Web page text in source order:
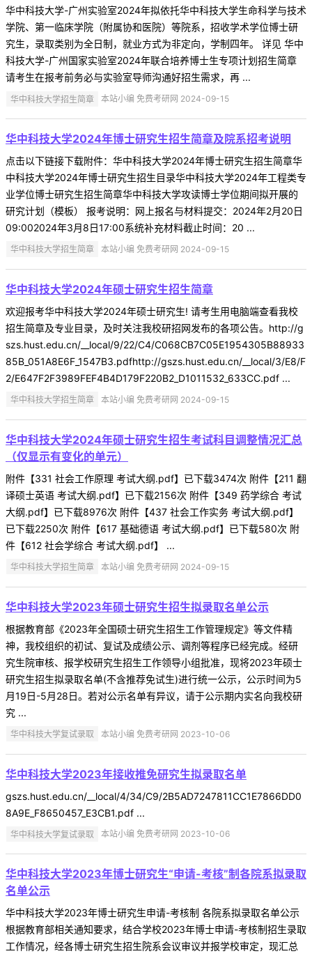
华中科技大学-广州实验室2024年拟依托华中科技大学生命科学与技术
学院、第一临床学院（附属协和医院）等院系，招收学术学位博士研
究生，录取类别为全日制，就业方式为非定向，学制四年。 详见 华中
科技大学-广州国家实验室2024年联合培养博士生专项计划招生简章
请考生在报考前务必与实验室导师沟通好招生需求，再 ...
华中科技大学招生简章 本站小编 免费考研网 2024-09-15
华中科技大学2024年博士研究生招生简章及院系招考说明
点击以下链接下载附件：华中科技大学2024年博士研究生招生简章华
中科技大学2024年博士研究生招生目录华中科技大学2024年工程类专
业学位博士研究生招生简章华中科技大学攻读博士学位期间拟开展的
研究计划（模板） 报考说明：网上报名与材料提交：2024年2月20日
09:002024年3月8日17:00系统补充材料截止时间：20 ...
华中科技大学招生简章 本站小编 免费考研网 2024-09-15
华中科技大学2024年硕士研究生招生简章
欢迎报考华中科技大学2024年硕士研究生! 请考生用电脑端查看我校
招生简章及专业目录，及时关注我校研招网发布的各项公告。http://g
szs.hust.edu.cn/__local/9/22/C4/C068CB7C05E1954305B88933
85B_051A8E6F_1547B3.pdfhttp://gszs.hust.edu.cn/__local/3/E8/F
2/E647F2F3989FEF4B4D179F220B2_D1011532_633CC.pdf ...
华中科技大学招生简章 本站小编 免费考研网 2024-09-15
华中科技大学2024年硕士研究生招生考试科目调整情况汇总
（仅显示有变化的单元）
附件【331 社会工作原理 考试大纲.pdf】已下载3474次 附件【211 翻
译硕士英语 考试大纲.pdf】已下载2156次 附件【349 药学综合 考试
大纲.pdf】已下载8976次 附件【437 社会工作实务 考试大纲.pdf】
已下载2250次 附件【617 基础德语 考试大纲.pdf】已下载580次 附
件【612 社会学综合 考试大纲.pdf】 ...
华中科技大学招生简章 本站小编 免费考研网 2024-09-15
华中科技大学2023年硕士研究生招生拟录取名单公示
根据教育部《2023年全国硕士研究生招生工作管理规定》等文件精
神，我校组织的初试、复试及成绩公示、调剂等程序已经完成。经研
究生院审核、报学校研究生招生工作领导小组批准，现将2023年硕士
研究生招生拟录取名单(不含推荐免试生)进行统一公示，公示时间为5
月19日-5月28日。若对公示名单有异议，请于公示期内实名向我校研
究 ...
华中科技大学复试录取 本站小编 免费考研网 2023-10-06
华中科技大学2023年接收推免研究生拟录取名单
gszs.hust.edu.cn/__local/4/34/C9/2B5AD7247811CC1E7866DD0
8A9E_F8650457_E3CB1.pdf ...
华中科技大学复试录取 本站小编 免费考研网 2023-10-06
华中科技大学2023年博士研究生“申请-考核”制各院系拟录取
名单公示
华中科技大学2023年博士研究生申请-考核制 各院系拟录取名单公示
根据教育部相关通知要求，结合学校2023年博士申请-考核制招生录取
工作情况，经各博士研究生招生院系会议审议并报学校审定，现汇总